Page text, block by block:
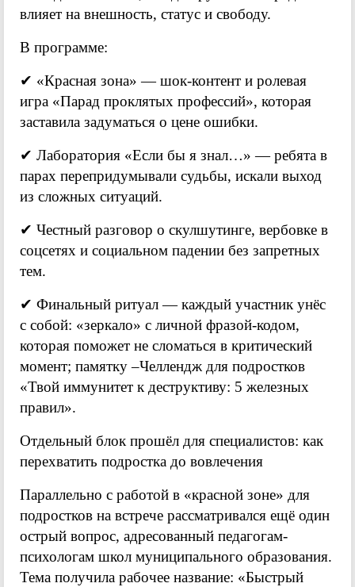
влияет на внешность, статус и свободу.
В программе:
✔ «Красная зона» — шок-контент и ролевая
игра «Парад проклятых профессий», которая
заставила задуматься о цене ошибки.
✔ Лаборатория «Если бы я знал…» — ребята в
парах перепридумывали судьбы, искали выход
из сложных ситуаций.
✔ Честный разговор о скулшутинге, вербовке в
соцсетях и социальном падении без запретных
тем.
✔ Финальный ритуал — каждый участник унёс
с собой: «зеркало» с личной фразой-кодом,
которая поможет не сломаться в критический
момент; памятку –Челлендж для подростков
«Твой иммунитет к деструктиву: 5 железных
правил».
Отдельный блок прошёл для специалистов: как
перехватить подростка до вовлечения
Параллельно с работой в «красной зоне» для
подростков на встрече рассматривался ещё один
острый вопрос, адресованный педагогам-
психологам школ муниципального образования.
Тема получила рабочее название: «Быстрый